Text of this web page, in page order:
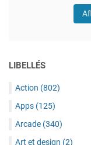
LIBELLÉS
Action (802)
Apps (125)
Arcade (340)
Art et design (2)